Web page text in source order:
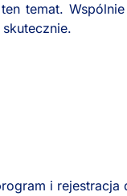
temat.
i rejestracja